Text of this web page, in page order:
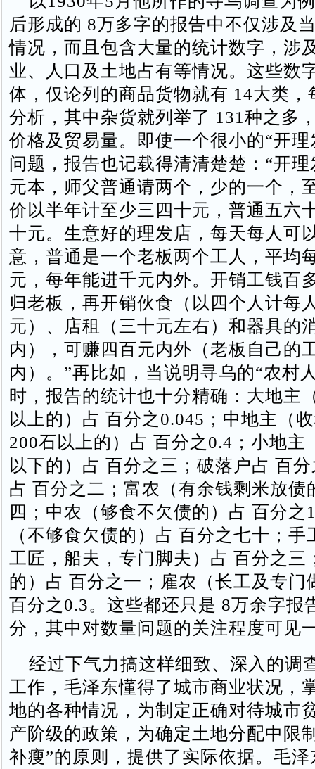
后形成的 8万多字的报告中不仅涉及
情况，而且包含大量的统计数字，涉
业、人口及土地占有等情况。这些数
体，仅论列的商品货物就有 14大类，
分析，其中杂货就列举了 131种之多
价格及贸易量。即使一个很小的“开理
问题，报告也记载得清清楚楚：“开
元本，师父普通请两个，少的一个，
价以半年计至少三四十元，普通五六
十元。生意好的理发店，每天每人可
意，普通是一个老板两个工人，平均
元，每年能进千元内外。开销工钱百
归老板，再开销伙食（以四个人计每
元）、店租（三十元左右）和器具的
内），可赚四百元内外（老板自己的
内）。”再比如，当说明寻乌的“农村
时，报告的统计也十分精确：大地主
以上的）占 百分之0.045；中地主（
200石以上的）占 百分之0.4；小地主
以下的）占 百分之三；破落户占 百
占 百分之二；富农（有余钱剩米放债
四；中农（够食不欠债的）占 百分之
（不够食欠债的）占 百分之七十；
工匠，船夫，专门脚夫）占 百分之三
的）占 百分之一；雇农（长工及专门
百分之0.3。这些都还只是 8万余字报
分，其中对数量问题的关注程度可见
经过下气力搞这样细致、深入的调
工作，毛泽东懂得了城市商业状况，
地的各种情况，为制定正确对待城市
产阶级的政策，为确定土地分配中限
补瘦”的原则，提供了实际依据。毛